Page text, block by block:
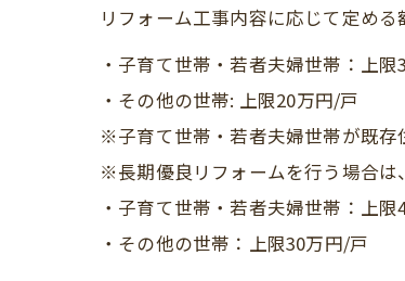
リフォーム工事内容に応じて定め
・子育て世帯・若者夫婦世帯：上限
・その他の世帯: 上限20万円/戸
※子育て世帯・若者夫婦世帯が既
※長期優良リフォームを行う場合は、
・子育て世帯・若者夫婦世帯：上限
・その他の世帯：上限30万円/戸